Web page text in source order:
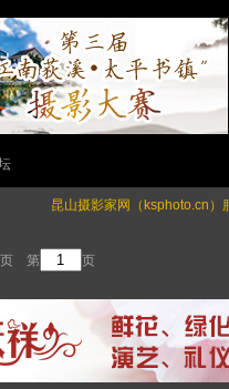
昆山摄影家网（ksphoto.cn）
页 第 页